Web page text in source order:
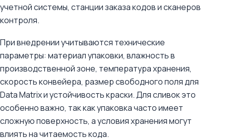
учетной системы, станции заказа кодов и сканеров
контроля.
При внедрении учитываются технические
параметры: материал упаковки, влажность в
производственной зоне, температура хранения,
скорость конвейера, размер свободного поля для
Data Matrix и устойчивость краски. Для сливок это
особенно важно, так как упаковка часто имеет
сложную поверхность, а условия хранения могут
влиять на читаемость кода.